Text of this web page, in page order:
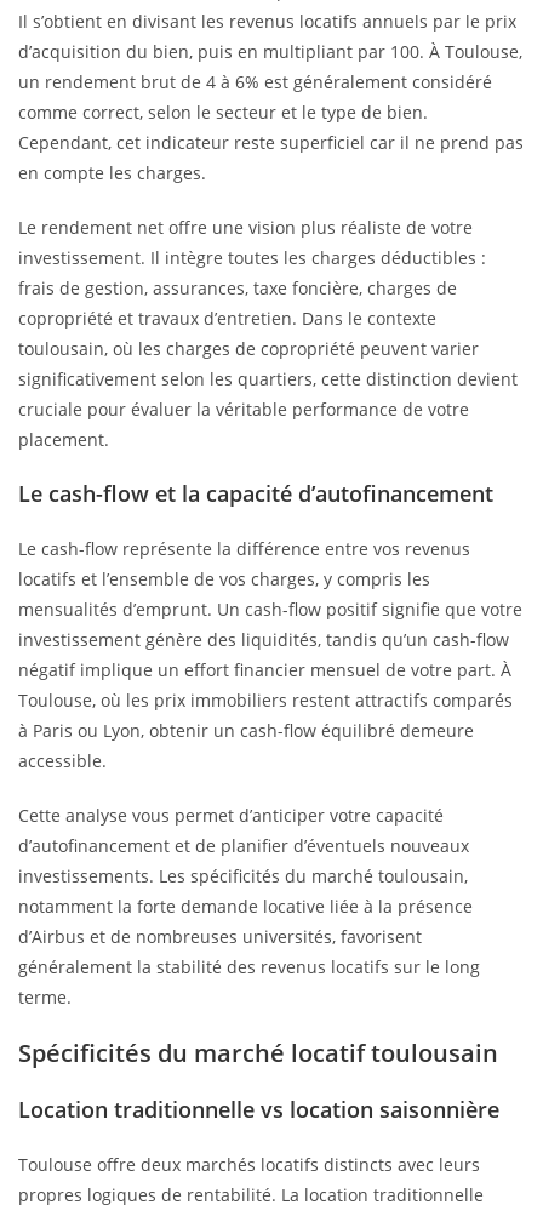
Il s’obtient en divisant les revenus locatifs annuels par le prix
d’acquisition du bien, puis en multipliant par 100. À Toulouse,
un rendement brut de 4 à 6% est généralement considéré
comme correct, selon le secteur et le type de bien.
Cependant, cet indicateur reste superficiel car il ne prend pas
en compte les charges.
Le rendement net offre une vision plus réaliste de votre
investissement. Il intègre toutes les charges déductibles :
frais de gestion, assurances, taxe foncière, charges de
copropriété et travaux d’entretien. Dans le contexte
toulousain, où les charges de copropriété peuvent varier
significativement selon les quartiers, cette distinction devient
cruciale pour évaluer la véritable performance de votre
placement.
Le cash-flow et la capacité d’autofinancement
Le cash-flow représente la différence entre vos revenus
locatifs et l’ensemble de vos charges, y compris les
mensualités d’emprunt. Un cash-flow positif signifie que votre
investissement génère des liquidités, tandis qu’un cash-flow
négatif implique un effort financier mensuel de votre part. À
Toulouse, où les prix immobiliers restent attractifs comparés
à Paris ou Lyon, obtenir un cash-flow équilibré demeure
accessible.
Cette analyse vous permet d’anticiper votre capacité
d’autofinancement et de planifier d’éventuels nouveaux
investissements. Les spécificités du marché toulousain,
notamment la forte demande locative liée à la présence
d’Airbus et de nombreuses universités, favorisent
généralement la stabilité des revenus locatifs sur le long
terme.
Spécificités du marché locatif toulousain
Location traditionnelle vs location saisonnière
Toulouse offre deux marchés locatifs distincts avec leurs
propres logiques de rentabilité. La location traditionnelle